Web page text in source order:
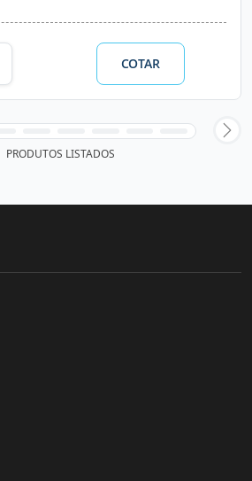
COTAR
PRODUTOS LISTADOS